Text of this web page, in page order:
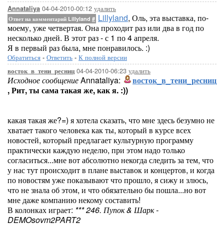
Annataliya 04-04-2010-00:12 удалить
Ответ на комментарий Lillyland # Lillyland, Оль, эта выставка, по-
моему, уже четвертая. Она проходит раз или два в год по
несколько дней. В этот раз - с 1 по 4 апреля.
Я в первый раз была, мне понравилось. :)
Обратиться - Ответить - К полной версии
восток_в_тени_ресниц 04-04-2010-06:23 удалить
Исходное сообщениеAnnataliya:
восток_в_тени_ресниц
, Рит, ты сама такая же, как я. :))
какая такая же?=) я хотела сказать, что мне здесь безумно не
хватает такого человека как ты, который в курсе всех
новостей, который предлагает культурную программу
практически каждую неделю, при этом надо только
согласиться...мне вот абсолютно некогда следить за тем, что
у нас тут происходит в плане выставок и концертов, и когда
по новостям уже показывают что прошло, я сижу и злюсь,
что не знала об этом, и что обязательно бы пошла...но вот
мне даже компанию некому составить!
В колонках играет: *** 246. Пупок & Шарк -
DEMOsovm2PART2